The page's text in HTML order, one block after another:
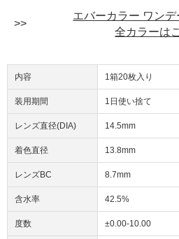
エバーカラー ワン
全カラーは
内容 1箱20枚入り
装用期間 1日使い捨て
レンズ直径(DIA) 14.5mm
着色直径 13.8mm
レンズBC 8.7mm
含水率 42.5%
度数 ±0.00-10.00